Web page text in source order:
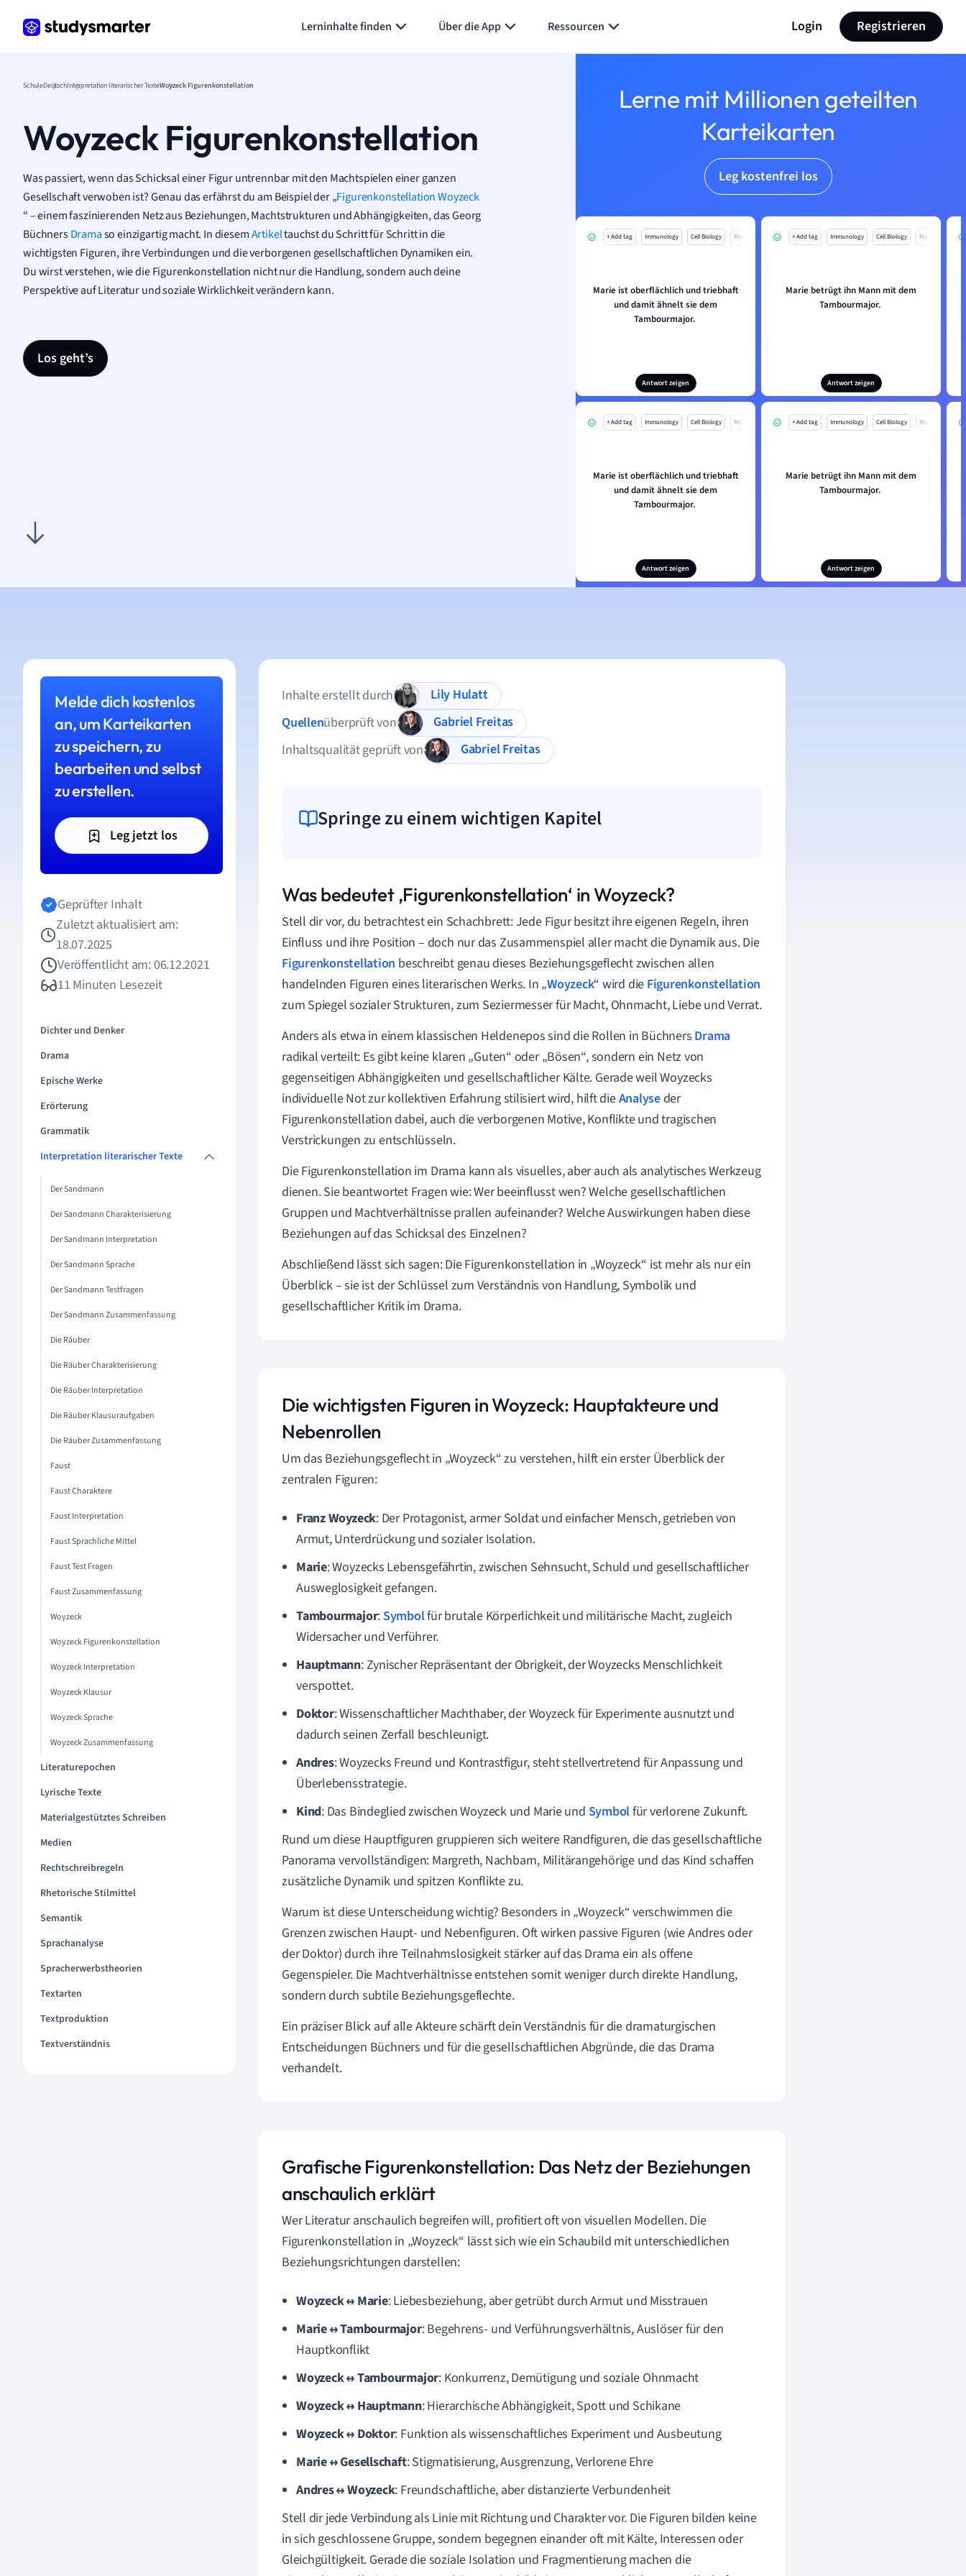
Lerninhalte finden Über die App Ressourcen Login Registrieren
SchuleDeutschInterpretation literarischer TexteWoyzeck Figurenkonstellation
Woyzeck Figurenkonstellation
Was passiert, wenn das Schicksal einer Figur untrennbar mit den Machtspielen einer ganzen
Gesellschaft verwoben ist? Genau das erfährst du am Beispiel der „FigurenkonstellationWoyzeck
“ – einem faszinierenden Netz aus Beziehungen, Machtstrukturen und Abhängigkeiten, das Georg
BüchnersDramaso einzigartig macht. In diesemArtikeltauchst du Schritt für Schritt in die
wichtigsten Figuren, ihre Verbindungen und die verborgenen gesellschaftlichen Dynamiken ein.
Du wirst verstehen, wie die Figurenkonstellation nicht nur die Handlung, sondern auch deine
Perspektive auf Literatur und soziale Wirklichkeit verändern kann.
Los geht’s
Lerne mit Millionen geteilten
Karteikarten
Leg kostenfrei los
+ Add tag Immunology Cell Biology Mo
Marie ist oberflächlich und triebhaft
und damit ähnelt sie dem
Tambourmajor.
Antwort zeigen
+ Add tag Immunology Cell Biology Mo
Marie betrügt ihn Mann mit dem
Tambourmajor.
Antwort zeigen
+ Add tag Immunology Cell Biology Mo
Marie ist oberflächlich und triebhaft
und damit ähnelt sie dem
Tambourmajor.
Antwort zeigen
+ Add tag Immunology Cell Biology Mo
Marie betrügt ihn Mann mit dem
Tambourmajor.
Antwort zeigen
Melde dich kostenlos
an, um Karteikarten
zu speichern, zu
bearbeiten und selbst
zu erstellen.
Leg jetzt los
Geprüfter Inhalt
Zuletzt aktualisiert am:
18.07.2025
Veröffentlicht am: 06.12.2021
11 Minuten Lesezeit
Dichter und Denker
Drama
Epische Werke
Erörterung
Grammatik
Interpretation literarischer Texte
Der Sandmann
Der Sandmann Charakterisierung
Der Sandmann Interpretation
Der Sandmann Sprache
Der Sandmann Testfragen
Der Sandmann Zusammenfassung
Die Räuber
Die Räuber Charakterisierung
Die Räuber Interpretation
Die Räuber Klausuraufgaben
Die Räuber Zusammenfassung
Faust
Faust Charaktere
Faust Interpretation
Faust Sprachliche Mittel
Faust Test Fragen
Faust Zusammenfassung
Woyzeck
Woyzeck Figurenkonstellation
Woyzeck Interpretation
Woyzeck Klausur
Woyzeck Sprache
Woyzeck Zusammenfassung
Literaturepochen
Lyrische Texte
Materialgestütztes Schreiben
Medien
Rechtschreibregeln
Rhetorische Stilmittel
Semantik
Sprachanalyse
Spracherwerbstheorien
Textarten
Textproduktion
Textverständnis
Inhalte erstellt durch
Lily Hulatt
Quellenüberprüft von
Gabriel Freitas
Inhaltsqualität geprüft von
Gabriel Freitas
Springe zu einem wichtigen Kapitel
Was bedeutet ‚Figurenkonstellation‘ in Woyzeck?
Stell dir vor, du betrachtest ein Schachbrett: Jede Figur besitzt ihre eigenen Regeln, ihren
Einfluss und ihre Position – doch nur das Zusammenspiel aller macht die Dynamik aus. Die
Figurenkonstellation beschreibt genau dieses Beziehungsgeflecht zwischen allen
handelnden Figuren eines literarischen Werks. In „Woyzeck“ wird die Figurenkonstellation
zum Spiegel sozialer Strukturen, zum Seziermesser für Macht, Ohnmacht, Liebe und Verrat.
Anders als etwa in einem klassischen Heldenepos sind die Rollen in Büchners Drama
radikal verteilt: Es gibt keine klaren „Guten“ oder „Bösen“, sondern ein Netz von
gegenseitigen Abhängigkeiten und gesellschaftlicher Kälte. Gerade weil Woyzecks
individuelle Not zur kollektiven Erfahrung stilisiert wird, hilft dieAnalyseder
Figurenkonstellation dabei, auch die verborgenen Motive, Konflikte und tragischen
Verstrickungen zu entschlüsseln.
Die Figurenkonstellation im Drama kann als visuelles, aber auch als analytisches Werkzeug
dienen. Sie beantwortet Fragen wie: Wer beeinflusst wen? Welche gesellschaftlichen
Gruppen und Machtverhältnisse prallen aufeinander? Welche Auswirkungen haben diese
Beziehungen auf das Schicksal des Einzelnen?
Abschließend lässt sich sagen: Die Figurenkonstellation in „Woyzeck“ ist mehr als nur ein
Überblick – sie ist der Schlüssel zum Verständnis von Handlung, Symbolik und
gesellschaftlicher Kritik im Drama.
Die wichtigsten Figuren in Woyzeck: Hauptakteure und
Nebenrollen
Um das Beziehungsgeflecht in „Woyzeck“ zu verstehen, hilft ein erster Überblick der
zentralen Figuren:
Franz Woyzeck: Der Protagonist, armer Soldat und einfacher Mensch, getrieben von
Armut, Unterdrückung und sozialer Isolation.
Marie: Woyzecks Lebensgefährtin, zwischen Sehnsucht, Schuld und gesellschaftlicher
Ausweglosigkeit gefangen.
Tambourmajor: Symbolfür brutale Körperlichkeit und militärische Macht, zugleich
Widersacher und Verführer.
Hauptmann: Zynischer Repräsentant der Obrigkeit, der Woyzecks Menschlichkeit
verspottet.
Doktor: Wissenschaftlicher Machthaber, der Woyzeck für Experimente ausnutzt und
dadurch seinen Zerfall beschleunigt.
Andres: Woyzecks Freund und Kontrastfigur, steht stellvertretend für Anpassung und
Überlebensstrategie.
Kind: Das Bindeglied zwischen Woyzeck und Marie und Symbolfür verlorene Zukunft.
Rund um diese Hauptfiguren gruppieren sich weitere Randfiguren, die das gesellschaftliche
Panorama vervollständigen: Margreth, Nachbarn, Militärangehörige und das Kind schaffen
zusätzliche Dynamik und spitzen Konflikte zu.
Warum ist diese Unterscheidung wichtig? Besonders in „Woyzeck“ verschwimmen die
Grenzen zwischen Haupt- und Nebenfiguren. Oft wirken passive Figuren (wie Andres oder
der Doktor) durch ihre Teilnahmslosigkeit stärker auf das Drama ein als offene
Gegenspieler. Die Machtverhältnisse entstehen somit weniger durch direkte Handlung,
sondern durch subtile Beziehungsgeflechte.
Ein präziser Blick auf alle Akteure schärft dein Verständnis für die dramaturgischen
Entscheidungen Büchners und für die gesellschaftlichen Abgründe, die das Drama
verhandelt.
Grafische Figurenkonstellation: Das Netz der Beziehungen
anschaulich erklärt
Wer Literatur anschaulich begreifen will, profitiert oft von visuellen Modellen. Die
Figurenkonstellation in „Woyzeck“ lässt sich wie ein Schaubild mit unterschiedlichen
Beziehungsrichtungen darstellen:
Woyzeck ↔ Marie: Liebesbeziehung, aber getrübt durch Armut und Misstrauen
Marie ↔ Tambourmajor: Begehrens- und Verführungsverhältnis, Auslöser für den
Hauptkonflikt
Woyzeck ↔ Tambourmajor: Konkurrenz, Demütigung und soziale Ohnmacht
Woyzeck ↔ Hauptmann: Hierarchische Abhängigkeit, Spott und Schikane
Woyzeck ↔ Doktor: Funktion als wissenschaftliches Experiment und Ausbeutung
Marie ↔ Gesellschaft: Stigmatisierung, Ausgrenzung, Verlorene Ehre
Andres ↔ Woyzeck: Freundschaftliche, aber distanzierte Verbundenheit
Stell dir jede Verbindung als Linie mit Richtung und Charakter vor. Die Figuren bilden keine
in sich geschlossene Gruppe, sondern begegnen einander oft mit Kälte, Interessen oder
Gleichgültigkeit. Gerade die soziale Isolation und Fragmentierung machen die